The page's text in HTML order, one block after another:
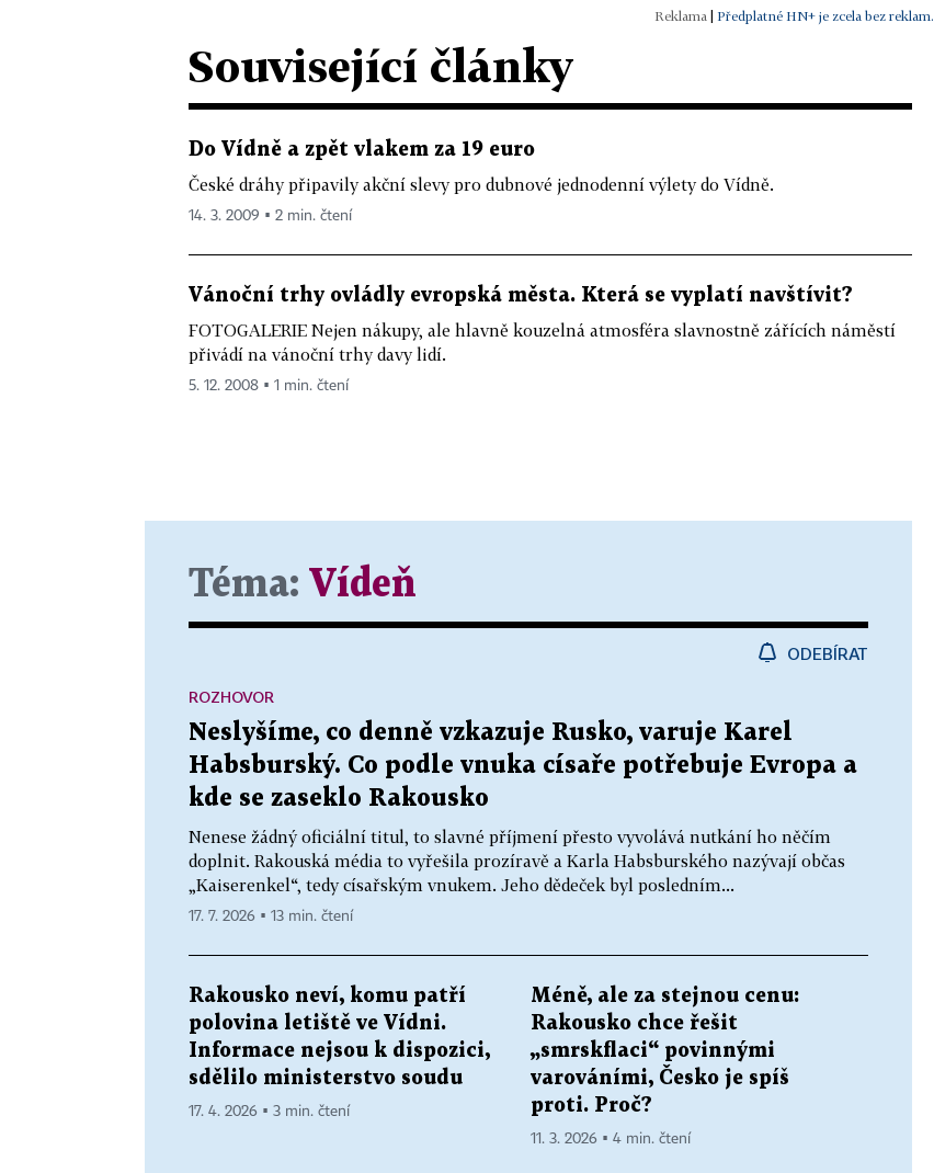
Předplatné HN+ je zcela bez reklam.
Související články
Do Vídně a zpět vlakem za 19 euro
České dráhy připavily akční slevy pro dubnové jednodenní výlety do Vídně.
14. 3. 2009 ▪ 2 min. čtení
Vánoční trhy ovládly evropská města. Která se vyplatí navštívit?
FOTOGALERIE Nejen nákupy, ale hlavně kouzelná atmosféra slavnostně zářících náměstí
přivádí na vánoční trhy davy lidí.
5. 12. 2008 ▪ 1 min. čtení
Téma: Vídeň
ODEBÍRAT
Neslyšíme, co denně vzkazuje Rusko, varuje Karel
Habsburský. Co podle vnuka císaře potřebuje Evropa a
kde se zaseklo Rakousko
Nenese žádný oficiální titul, to slavné příjmení přesto vyvolává nutkání ho něčím
doplnit. Rakouská média to vyřešila prozíravě a Karla Habsburského nazývají občas
„Kaiserenkel“, tedy císařským vnukem. Jeho dědeček byl posledním...
ROZHOVOR
17. 7. 2026 ▪ 13 min. čtení
Rakousko neví, komu patří
polovina letiště ve Vídni.
Informace nejsou k dispozici,
sdělilo ministerstvo soudu
17. 4. 2026 ▪ 3 min. čtení
Méně, ale za stejnou cenu:
Rakousko chce řešit
„smrskflaci“ povinnými
varováními, Česko je spíš
proti. Proč?
11. 3. 2026 ▪ 4 min. čtení